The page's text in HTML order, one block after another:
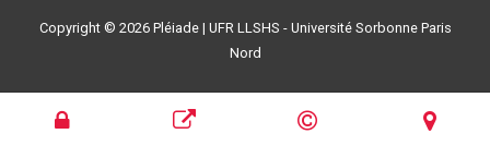
Copyright © 2026 Pléiade| UFR LLSHS - Université Sorbonne Paris
Nord